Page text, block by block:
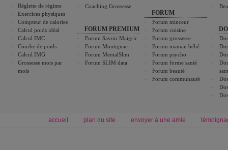
Réglette de régime
Exercices physiques
Compteur de calories
Calcul poids idéal
Calcul IMC
Courbe de poids
Calcul IMG
Grossesse mois par
mois
Coaching Grossesse
FORUM PREMIUM
Forum Savoir Maigrir
Forum Montignac
Forum MentalSlim
Forum SLIM data
FORUM
Forum minceur
Forum cuisine
Forum grossesse
Forum maman bébé
Forum psycho
Forum forme santé
Forum beauté
Forum communauté
accueil plan du site envoyer à une amie